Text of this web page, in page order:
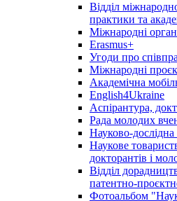
Відділ
практики та
Міжнародні
Erasmus+
Угоди про
Міжнародні
Академічна
English4Ukraine
Аспірантура,
Рада молодих
Науково-дослідна
Наукове
докторантів і
Відділ
патентно-
Фотоальбом